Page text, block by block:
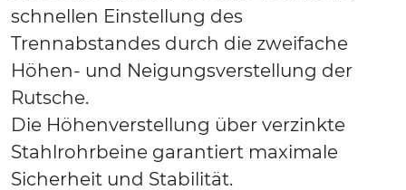
schnellen Einstellung des
Trennabstandes durch die zweifache
Höhen- und Neigungsverstellung der
Rutsche.
Die Höhenverstellung über verzinkte
Stahlrohrbeine garantiert maximale
Sicherheit und Stabilität.